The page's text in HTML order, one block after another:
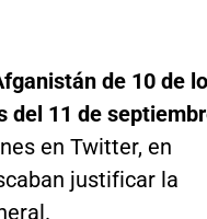
de 10 de
del 11 de
en Twitter, en
justificar la